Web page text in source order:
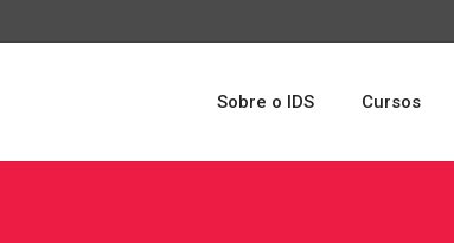
Sobre o IDS Cursos